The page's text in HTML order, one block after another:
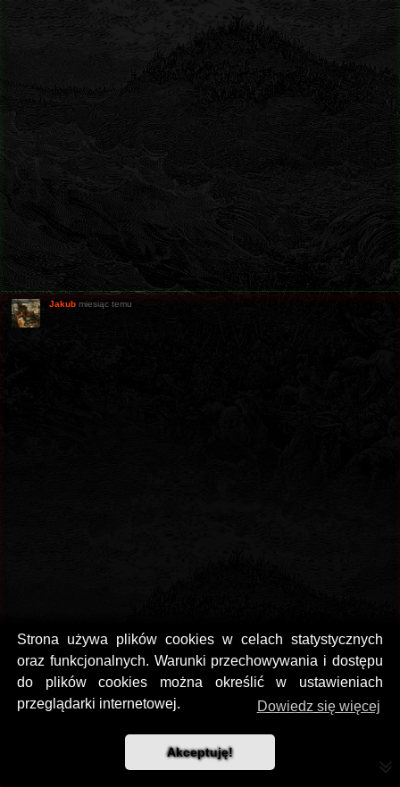
Strona używa plików cookies w celach statystycznych
oraz funkcjonalnych. Warunki przechowywania i dostępu
do plików cookies można określić w ustawieniach
przeglądarki internetowej.
Dowiedz się więcej
Akceptuję!
Jakub miesiąc temu
Bestial Black Metalowa perełka dla najbardziej wytrwałych wielbicieli
odgłosów jebania kijem o czaszkę. Riffy som, ale komu to potrzebne w
11 minutowej demówce wargrindu. A te bębny! Będą mi się śniły po